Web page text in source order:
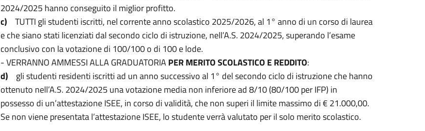
2024/2025 hanno conseguito il miglior profitto.
c) TUTTI gli studenti iscritti, nel corrente anno scolastico 2025/2026, al 1° anno di un corso di laurea
e che siano stati licenziati dal secondo ciclo di istruzione, nell’A.S. 2024/2025, superando l’esame
conclusivo con la votazione di 100/100 o di 100 e lode.
- VERRANNO AMMESSI ALLA GRADUATORIAPER MERITO SCOLASTICO E REDDITO:
d) gli studenti residenti iscritti ad un anno successivo al 1° del secondo ciclo di istruzione che hanno
ottenuto nell’A.S. 2024/2025 una votazione media non inferiore ad 8/10 (80/100 per IFP) in
possesso di un’attestazione ISEE, in corso di validità, che non superi il limite massimo di € 21.000,00.
Se non viene presentata l’attestazione ISEE, lo studente verrà valutato per il solo merito scolastico.